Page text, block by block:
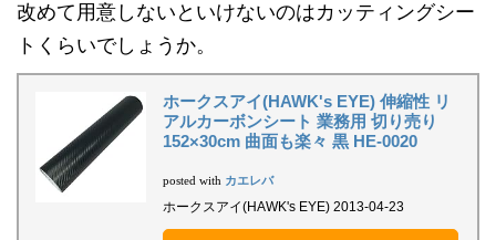
改めて用意しないといけないのはカッティングシー
トくらいでしょうか。
ホークスアイ(HAWK's EYE) 伸縮性 リ
アルカーボンシート 業務用 切り売り
152×30cm 曲面も楽々 黒 HE-0020
posted with カエレバ
ホークスアイ(HAWK's EYE) 2013-04-23